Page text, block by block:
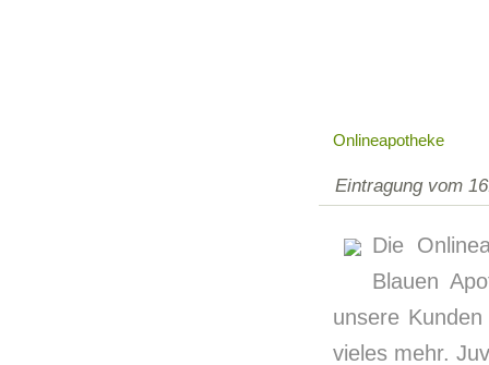
Onlineapotheke
Eintragung vom
Die
Blauen
unsere
vieles mehr.